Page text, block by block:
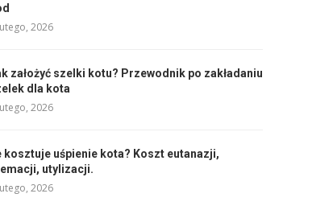
2026
założyć szelki kotu? Przewodnik po zakładaniu
dla kota
2026
kosztuje uśpienie kota? Koszt eutanazji,
utylizacji.
2026